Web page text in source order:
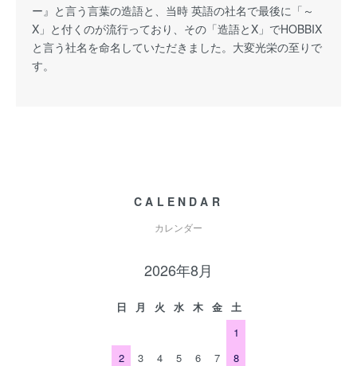
ー』と言う言葉の造語と、当時 英語の社名で最後に「～
X」と付くのが流行っており、その「造語とX」でHOBBIX
と言う社名を命名していただきました。大変光栄の至りで
す。
CALENDAR
カレンダー
2026年8月
日 月 火 水 木 金
土
1
2
3 4 5 6 7
8